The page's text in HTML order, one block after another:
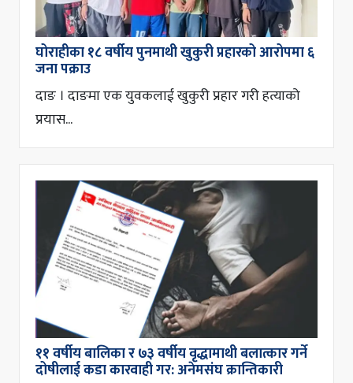
घोराहीका १८ वर्षीय पुनमाथी खुकुरी प्रहारको आरोपमा ६
जना पक्राउ
दाङ । दाङमा एक युवकलाई खुकुरी प्रहार गरी हत्याको
प्रयास...
११ वर्षीय बालिका र ७३ वर्षीय वृद्धामाथी बलात्कार गर्ने
दोषीलाई कडा कारवाही गर: अनेमसंघ क्रान्तिकारी